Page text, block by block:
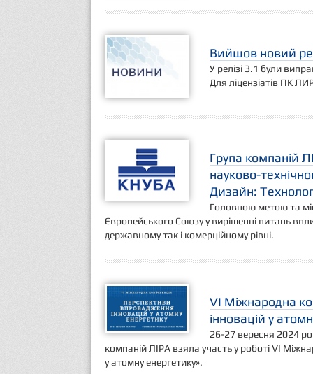
Вийшов новий
У релізі 3.1 були
Для ліцензіатів ПК
Група компаній
науково-
Дизайн:
Головною метою та
Європейського Союзу у вирішенні питань
державному так і комерційному рівні.
VI Міжнародна
інновацій у
26-27 вересня 2024
компаній ЛІРА взяла участь у роботі VI
у атомну енергетику».